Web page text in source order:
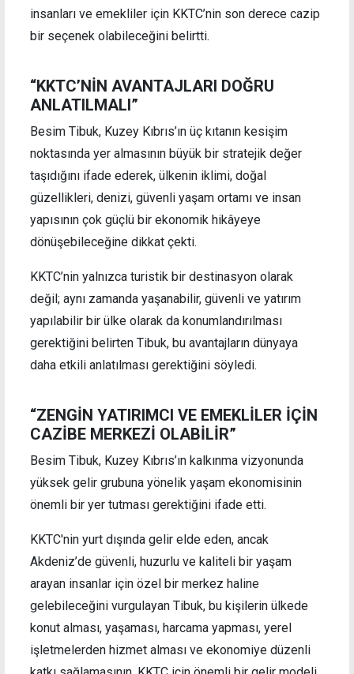
insanları ve emekliler için KKTC’nin son derece cazip
bir seçenek olabileceğini belirtti.
“KKTC’NİN AVANTAJLARI DOĞRU
ANLATILMALI”
Besim Tibuk, Kuzey Kıbrıs’ın üç kıtanın kesişim
noktasında yer almasının büyük bir stratejik değer
taşıdığını ifade ederek, ülkenin iklimi, doğal
güzellikleri, denizi, güvenli yaşam ortamı ve insan
yapısının çok güçlü bir ekonomik hikâyeye
dönüşebileceğine dikkat çekti.
KKTC’nin yalnızca turistik bir destinasyon olarak
değil; aynı zamanda yaşanabilir, güvenli ve yatırım
yapılabilir bir ülke olarak da konumlandırılması
gerektiğini belirten Tibuk, bu avantajların dünyaya
daha etkili anlatılması gerektiğini söyledi.
“ZENGİN YATIRIMCI VE EMEKLİLER İÇİN
CAZİBE MERKEZİ OLABİLİR”
Besim Tibuk, Kuzey Kıbrıs’ın kalkınma vizyonunda
yüksek gelir grubuna yönelik yaşam ekonomisinin
önemli bir yer tutması gerektiğini ifade etti.
KKTC'nin yurt dışında gelir elde eden, ancak
Akdeniz’de güvenli, huzurlu ve kaliteli bir yaşam
arayan insanlar için özel bir merkez haline
gelebileceğini vurgulayan Tibuk, bu kişilerin ülkede
konut alması, yaşaması, harcama yapması, yerel
işletmelerden hizmet alması ve ekonomiye düzenli